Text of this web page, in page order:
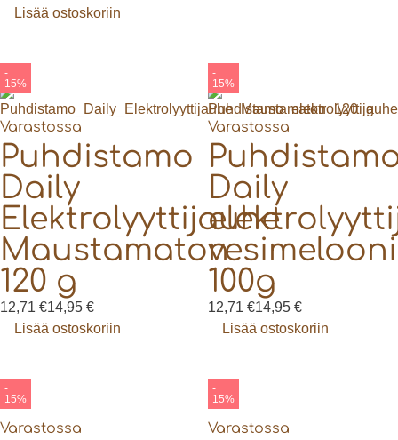
Lisää ostoskoriin
-
15%
Varastossa
Puhdistamo
Daily
Elektrolyyttijauhe
Maustamaton
120 g
14,95€
12,71 €
Lisää ostoskoriin
-
15%
Varastossa
Daily
vesimelooni
100g
14,95€
12,71 €
Lisää ostoskoriin
-
15%
Varastossa
-
15%
Varastossa